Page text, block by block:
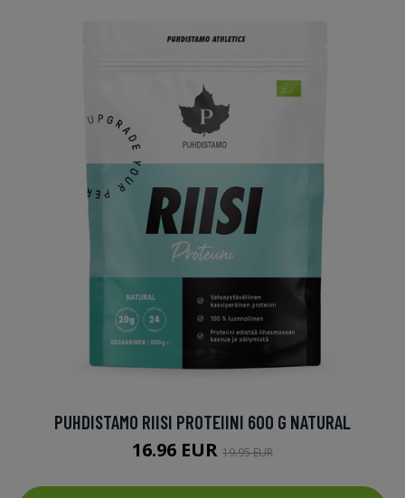
PUHDISTAMO RIISI PROTEIINI 600 G NATURAL
16.96 EUR 19.95 EUR